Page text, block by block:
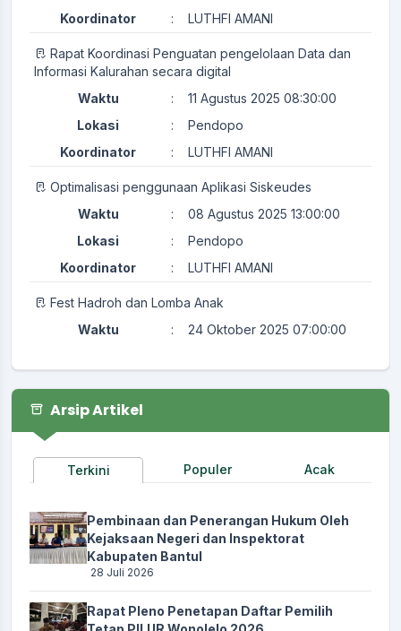
Koordinator
: LUTHFI AMANI
Rapat Koordinasi Penguatan pengelolaan Data dan
Informasi Kalurahan secara digital
Waktu
:
11 Agustus 2025 08:30:00
Lokasi
:
Pendopo
Koordinator
: LUTHFI AMANI
Optimalisasi penggunaan Aplikasi Siskeudes
Waktu
:
08 Agustus 2025 13:00:00
Lokasi
:
Pendopo
Koordinator
: LUTHFI AMANI
Fest Hadroh dan Lomba Anak
Waktu
:
24 Oktober 2025 07:00:00
Pembekalan Calon Dukuh Padukuhan Guyangan
Lokasi
Pendopo
Rapat Koordinasi Pemutakhiran Profil Kalurahan
Waktu
:
22 Oktober 2025 09:00:00
Lokasi
:
Pendopo
Koordinator
: LUTHFI AMANI
Arsip Artikel
Terkini Populer Acak
Pembinaan dan Penerangan Hukum Oleh
Kejaksaan Negeri dan Inspektorat
Kabupaten Bantul
28 Juli 2026
Rapat Pleno Penetapan Daftar Pemilih